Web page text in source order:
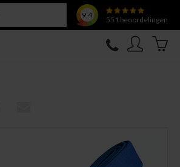
9.4
551 beoordelingen